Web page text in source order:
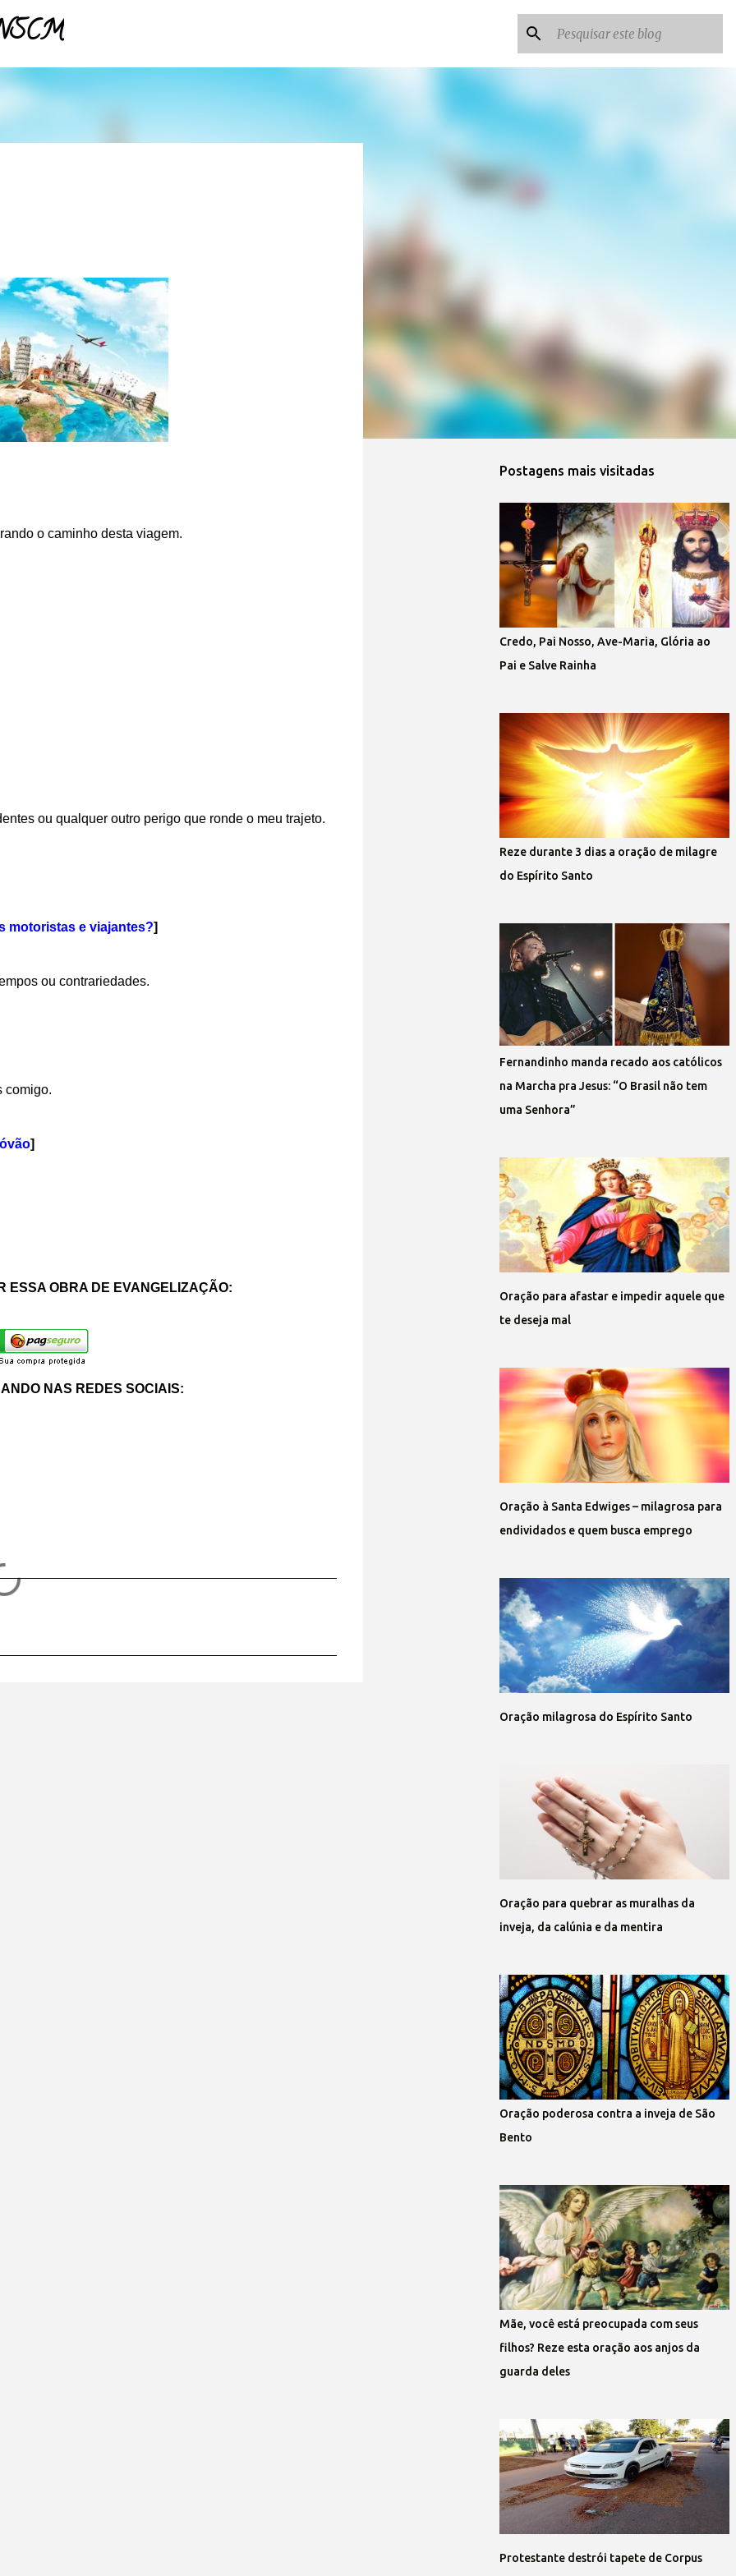
o caminho desta viagem.
ou qualquer outro perigo que ronde o meu trajeto.
motoristas e viajantes?]
ou contrariedades.
comigo.
]
ESSA OBRA DE EVANGELIZAÇÃO:
NAS REDES SOCIAIS:
Postagens mais visitadas
Credo, Pai Nosso, Ave-Maria, Glória ao
Pai e Salve Rainha
Reze durante 3 dias a oração de milagre
do Espírito Santo
Fernandinho manda recado aos católicos
na Marcha pra Jesus: “O Brasil não tem
uma Senhora”
Oração para afastar e impedir aquele que
te deseja mal
Oração à Santa Edwiges – milagrosa para
endividados e quem busca emprego
Oração milagrosa do Espírito Santo
Oração para quebrar as muralhas da
inveja, da calúnia e da mentira
Oração poderosa contra a inveja de São
Bento
Mãe, você está preocupada com seus
filhos? Reze esta oração aos anjos da
guarda deles
Protestante destrói tapete de Corpus